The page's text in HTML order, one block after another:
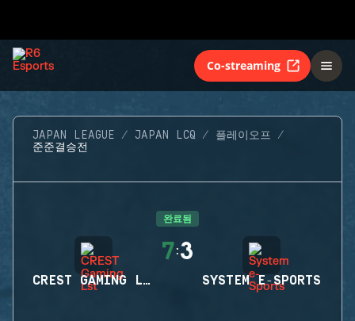
Co-streaming
JAPAN LEAGUE JAPAN LCQ
플레이오프
준준결승전
완료됨
CREST GAMING LST
7:3
SYSTEM E-SPORTS